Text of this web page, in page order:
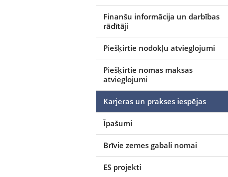
Finanšu informācija un darbības
rādītāji
Piešķirtie nodokļu atvieglojumi
Piešķirtie nomas maksas
atvieglojumi
Karjeras un prakses iespējas
Īpašumi
Brīvie zemes gabali nomai
ES projekti